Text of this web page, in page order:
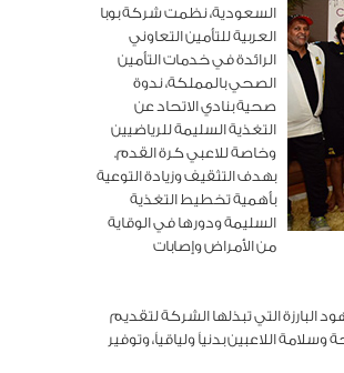
السعودية، نظمت شركة بوبا
العربية للتأمين التعاوني
الرائدة في خدمات التأمين
الصحي بالمملكة، ندوة
صحية بنادي الاتحاد عن
التغذية السليمة للرياضيين
وخاصة للاعبي كرة القدم.
بهدف التثقيف وزيادة التوعية
بأهمية تخطيط التغذية
السليمة ودورها في الوقاية
من الأمراض وإصابات
البارزة التي تبذلها الشركة لتقديم
اللاعبين بدنياً ولياقياً، وتوفير